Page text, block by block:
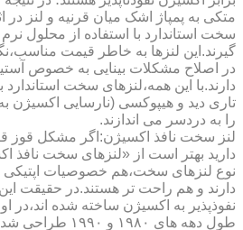
متکی به پمپاژ اشک میان قرنیه و لنز
سخت استاندارد با استفاده از محلول
گیرند.این لنزها به خاطر قیمت
در اصلاح مشکلات بینایی به خصوص
دارند.با این همه،لنزهای سخت
تاری دید و هیپوکسی (نارسایی اکسیژن
را به دردسر می اندازند.
لنز سخت نافذ اکسیژن:اگر مشکل قوز
دارید بهتر است از «لنزهای سخت نافذ
نوع لنزهای سخت،هم خصوصیات اپتیکی
دارند و هم راحت تر هستند.در حقیقت این
طول دهه های ۱۹۸۰